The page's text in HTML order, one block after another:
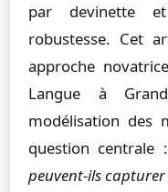
par devinette
robustesse. Cet
approche
Langue à
modélisation des
question
peuvent-ils capturer